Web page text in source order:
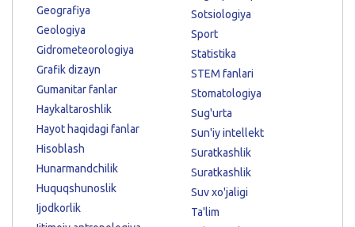
Geografiya
Geologiya
Gidrometeorologiya
Grafik dizayn
Gumanitar fanlar
Haykaltaroshlik
Hayot haqidagi fanlar
Hisoblash
Hunarmandchilik
Huquqshunoslik
Ijodkorlik
Sotsiologiya
Sport
Statistika
STEM fanlari
Stomatologiya
Sug'urta
Sun'iy intellekt
Suratkashlik
Suratkashlik
Suv xo'jaligi
Ta'lim